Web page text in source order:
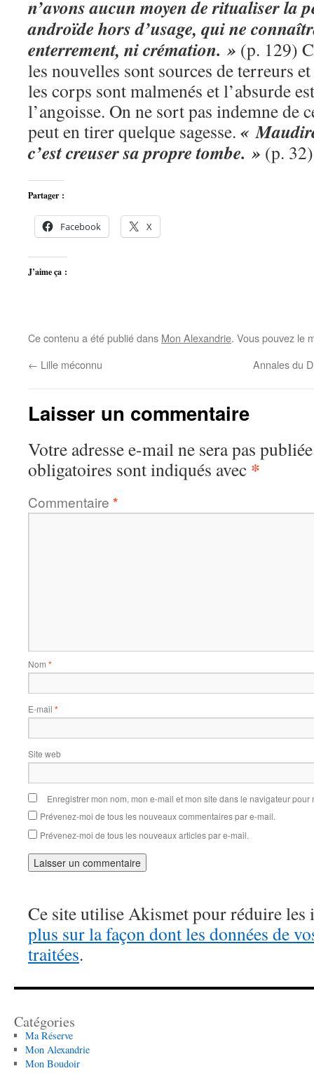
n’avons aucun moyen de ritualiser la
androïde hors d’usage, qui ne
enterrement, ni crémation. » (p. 129)
les nouvelles sont sources de terreurs
les corps sont malmenés et l’absurde
l’angoisse. On ne sort pas indemne de
peut en tirer quelque sagesse. «
c’est creuser sa propre tombe. » (p. 32)
Partager :
Facebook X
J’aime ça :
Ce contenu a été publié dans Mon Alexandrie. Vous pouvez le
← Lille méconnu Annales du
Laisser un commentaire
Votre adresse e-mail ne sera pas
obligatoires sont indiqués avec *
Commentaire *
Nom *
E-mail *
Site web
Enregistrer mon nom, mon e-mail et mon site dans le navigateur
Prévenez-moi de tous les nouveaux commentaires par e-mail.
Prévenez-moi de tous les nouveaux articles par e-mail.
Ce site utilise Akismet pour réduire les
plus sur la façon dont les données de
traitées.
Catégories
Ma Réserve
Mon Alexandrie
Mon Boudoir